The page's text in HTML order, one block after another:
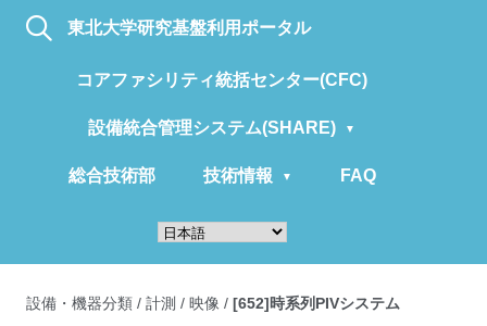
東北大学研究基盤利用ポータル
コアファシリティ統括センター(CFC)
設備統合管理システム(SHARE)
総合技術部 技術情報 FAQ
設備・機器分類 / 計測 / 映像 / [652]時系列PIVシステム